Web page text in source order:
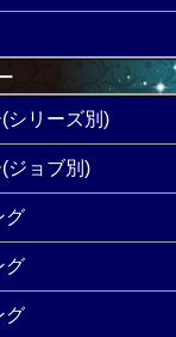
シリーズ別)
ジョブ別)
グ
グ
グ